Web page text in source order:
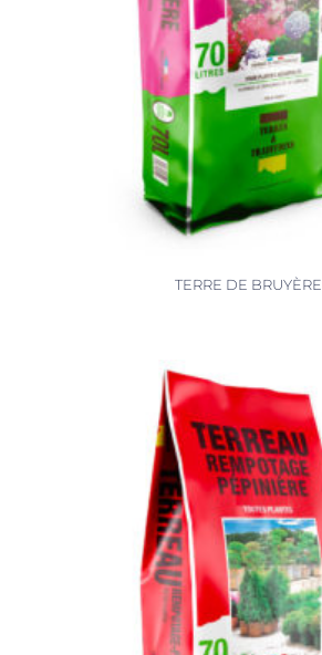
TERRE DE BRUYÈRE